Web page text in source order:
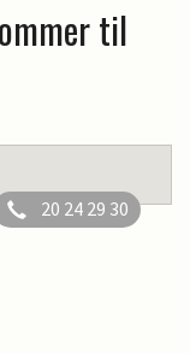
til
20 24 29 30